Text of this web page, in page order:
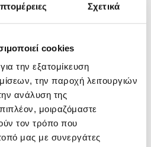
Σχετικά
cookies
την εξατομίκευση
την παροχή λειτουργιών
ανάλυση της
μοιραζόμαστε
τον τρόπο που
μας με συνεργάτες
τη δυνατότητα να
& Εγγραφές:
πληροφορία ή
μπορείτε να
τηλέφωνα210 6074200